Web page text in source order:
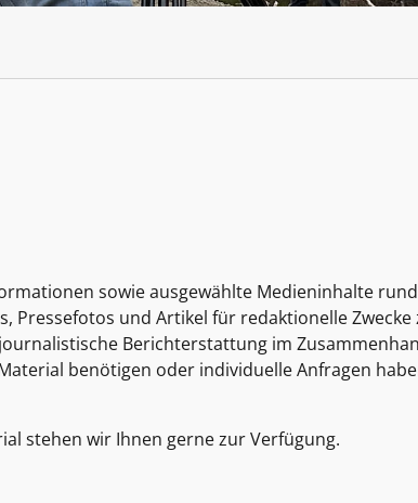
sowie ausgewählte Medieninhalte
Pressefotos und Artikel für redaktionelle Zwecke
Berichterstattung im
benötigen oder individuelle Anfragen
stehen wir Ihnen gerne zur Verfügung.